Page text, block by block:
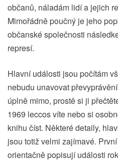
občanů, náladám lidí a jejich
Mimořádně poučný je jeho
občanské společnosti
represí.
Hlavní události jsou počítám
nebudu unavovat
úplně mimo, prostě si ji
1969 leccos víte nebo si
knihu číst. Některé detaily,
jsou totiž velmi zajímavé.
orientačně popisují události